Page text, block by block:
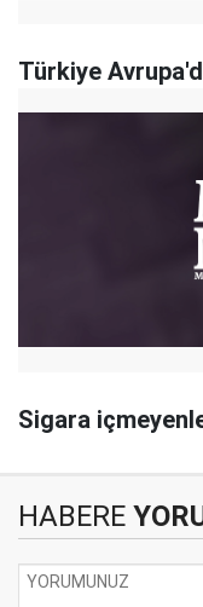
Türkiye
Sigara
HABERE